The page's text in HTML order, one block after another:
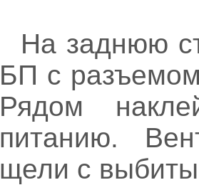
На заднюю
БП с
Рядом
питанию.
щели с